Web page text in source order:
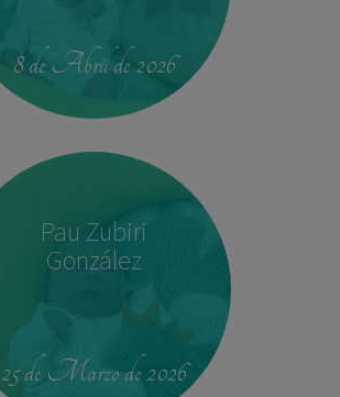
8 de Abril de 2026
Pau Zubiri
González
25 de Marzo de 2026